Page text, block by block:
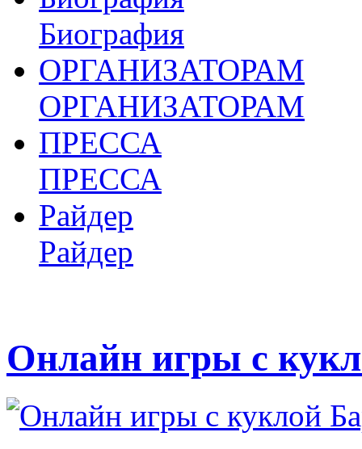
Биография
ОРГАНИЗАТОРАМ
ОРГАНИЗАТОРАМ
ПРЕССА
ПРЕССА
Райдер
Райдер
Онлайн игры с